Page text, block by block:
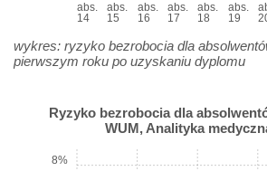
abs.
14
abs.
15
abs.
16
abs.
17
abs.
18
abs.
19
wykres: ryzyko bezrobocia dla
pierwszym roku po uzyskaniu dyplomu
Ryzyko bezrobocia dla
WUM, Analityka
8%